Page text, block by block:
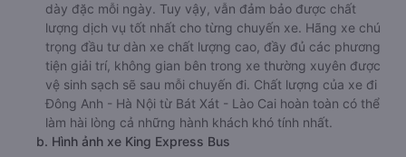
dày đặc mỗi ngày. Tuy vậy, vẫn đảm bảo được chất
lượng dịch vụ tốt nhất cho từng chuyến xe. Hãng xe chú
trọng đầu tư dàn xe chất lượng cao, đầy đủ các phương
tiện giải trí, không gian bên trong xe thường xuyên được
vệ sinh sạch sẽ sau mỗi chuyến đi. Chất lượng của xe đi
Đông Anh - Hà Nội từ Bát Xát - Lào Cai hoàn toàn có thể
làm hài lòng cả những hành khách khó tính nhất.
b. Hình ảnh xe King Express Bus